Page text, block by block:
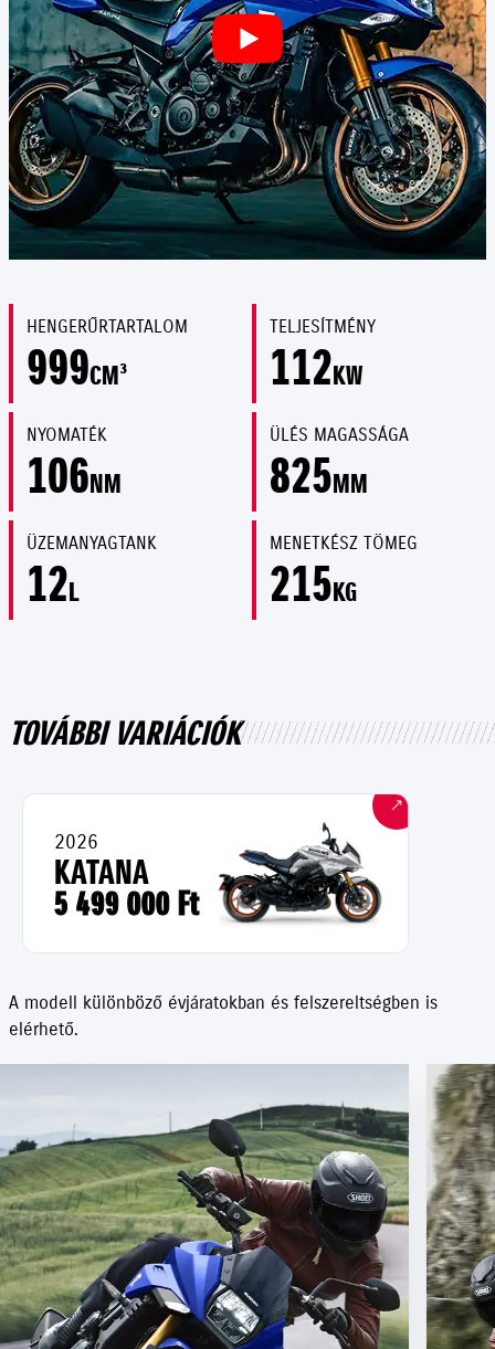
HENGERŰRTARTALOM
999CM³
TELJESÍTMÉNY
112KW
NYOMATÉK
106NM
ÜLÉS MAGASSÁGA
825MM
ÜZEMANYAGTANK
12L
MENETKÉSZ TÖMEG
215KG
TOVÁBBI VARIÁCIÓK
2026
KATANA
5 499 000 Ft
A modell különböző évjáratokban és felszereltségben is
elérhető.